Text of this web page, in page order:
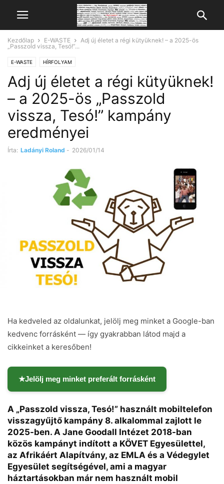
Kezdőlap E-WASTE
Adj új életet a régi kütyüknek! – a 2025-ös
„Passzold vissza, Tesó!”...
E-WASTE HÍRFOLYAM
Adj új életet a régi kütyüknek!
– a 2025-ös „Passzold
vissza, Tesó!” kampány
eredményei
Írta: Ladányi Roland - 2026/01/14
Ha kedveled az oldalunkat, jelölj meg minket a Google-ban
kedvenc forrásként — így gyakrabban látod majd a
cikkeinket a keresőben!
★Jelölj meg minket preferált forrásként
A „Passzold vissza, Tesó!” használt mobiltelefon
visszagyűjtő kampány 8. alkalommal zajlott le
2025-ben. A Jane Goodall Intézet 2018-ban
közös kampányt indított a KÖVET Egyesülettel,
az Afrikáért Alapítvány, az EMLA és a Védegylet
Egyesület segítségével, ami a magyar
háztartásokban már nem használt mobil